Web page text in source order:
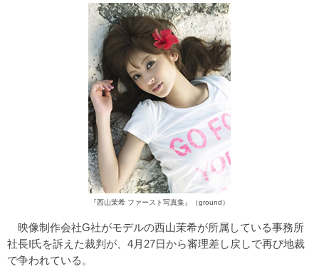
『西山茉希 ファースト写真集』（ground）
映像制作会社G社がモデルの西山茉希が所属している事務所
社長I氏を訴えた裁判が、4月27日から審理差し戻しで再び地裁
で争われている。